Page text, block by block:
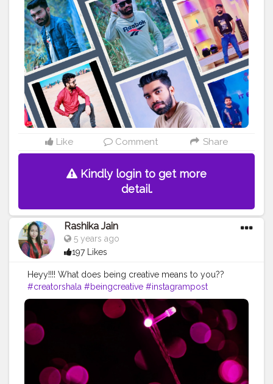
MOHIUDDINNAGAR BIHAR INDIA.
#mr.krishna101_official#krishnamohan mishra#krishna
mohan mishra software Engineer ✨❤️ #celebrity
#softwareengineer#digital creator#entrepreneur
Like Comment Share
Kindly login to get more
detail.
Rashika Jain
5 years ago
197 Likes
Heyy!!!! What does being creative means to you??
#creatorshala #beingcreative #instagrampost
#blogger #contentcreator #digital #motivation